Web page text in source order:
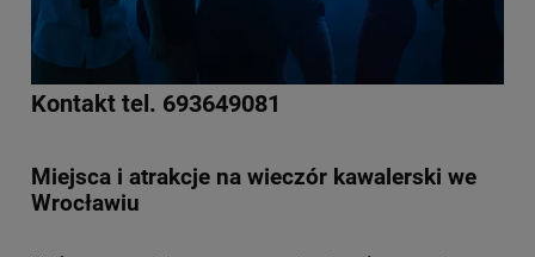
Kontakt tel. 693649081
Miejsca i atrakcje na wieczór kawalerski we
Wrocławiu